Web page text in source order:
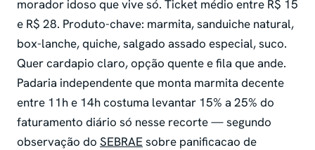
morador idoso que vive só. Ticket médio entre R$ 15
e R$ 28. Produto-chave: marmita, sanduiche natural,
box-lanche, quiche, salgado assado especial, suco.
Quer cardapio claro, opção quente e fila que ande.
Padaria independente que monta marmita decente
entre 11h e 14h costuma levantar 15% a 25% do
faturamento diário só nesse recorte — segundo
observação do SEBRAEsobre panificacao de